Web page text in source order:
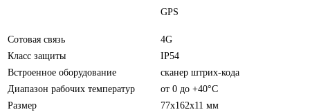
GPS
Сотовая связь
4G
Класс защиты
IP54
Встроенное оборудование
сканер штрих-кода
Диапазон рабочих температур
от 0 до +40°C
Размер
77x162x11 мм